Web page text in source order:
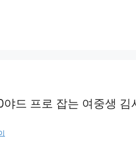
드 프로 잡는 여중생 김